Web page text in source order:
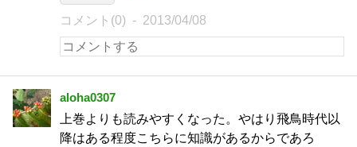
コメント(0) 2013/04/08
aloha0307
上巻よりも読みやすくなった。やはり飛鳥時代以
降はある程度こちらに知識があるからであろ